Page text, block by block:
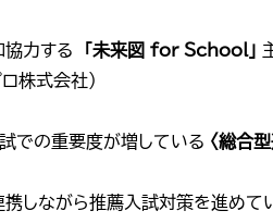
協力する 「未来図 for School」
ロ株式会社）
での重要度が増している 〈総合
しながら推薦入試対策を進めて